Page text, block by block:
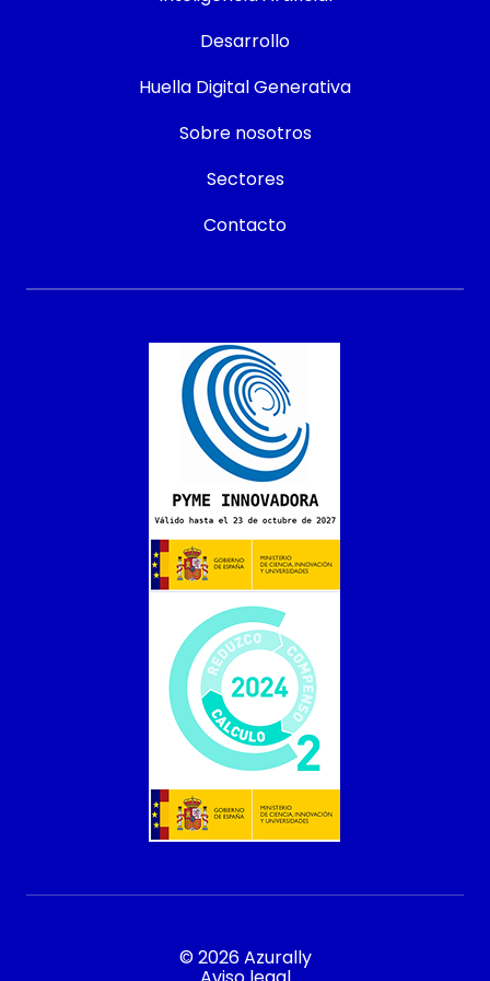
Desarrollo
Huella Digital Generativa
Sobre nosotros
Sectores
Contacto
© 2026 Azurally